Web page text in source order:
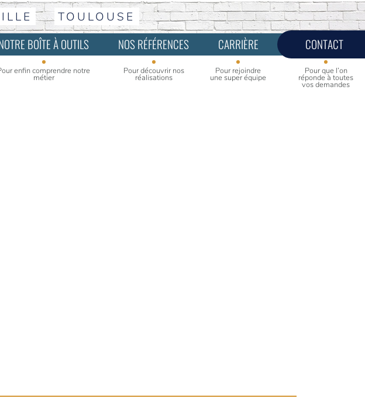
TOULOUSE
BOÎTE À OUTILS
enfin comprendre notre
métier
NOS RÉFÉRENCES
Pour découvrir nos
réalisations
CARRIÈRE
Pour rejoindre
une super équipe
CONTACT
Pour que l’on
réponde à toutes
vos demandes